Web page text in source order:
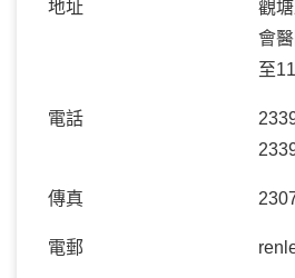
地址
觀
會
至
電話
傳真
電郵